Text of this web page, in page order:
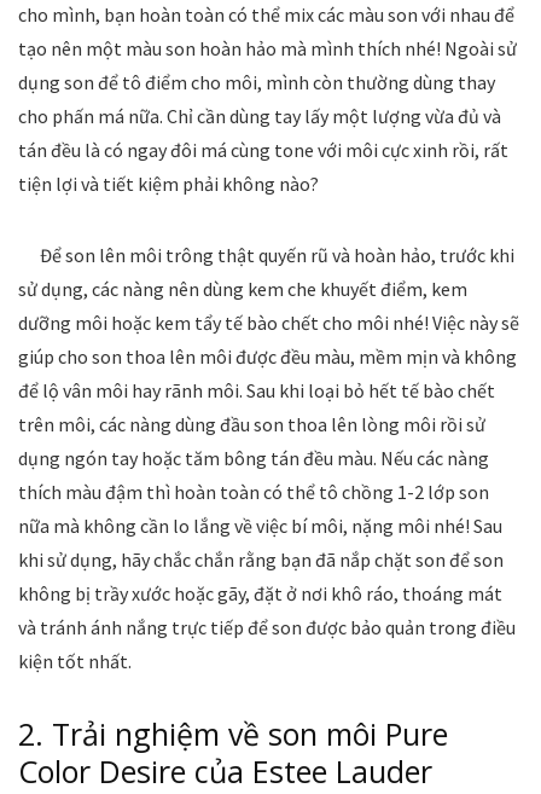
cho mình, bạn hoàn toàn có thể mix các màu son với nhau để
tạo nên một màu son hoàn hảo mà mình thích nhé! Ngoài sử
dụng son để tô điểm cho môi, mình còn thường dùng thay
cho phấn má nữa. Chỉ cần dùng tay lấy một lượng vừa đủ và
tán đều là có ngay đôi má cùng tone với môi cực xinh rồi, rất
tiện lợi và tiết kiệm phải không nào?
Để son lên môi trông thật quyến rũ và hoàn hảo, trước khi
sử dụng, các nàng nên dùng kem che khuyết điểm, kem
dưỡng môi hoặc kem tẩy tế bào chết cho môi nhé! Việc này sẽ
giúp cho son thoa lên môi được đều màu, mềm mịn và không
để lộ vân môi hay rãnh môi. Sau khi loại bỏ hết tế bào chết
trên môi, các nàng dùng đầu son thoa lên lòng môi rồi sử
dụng ngón tay hoặc tăm bông tán đều màu. Nếu các nàng
thích màu đậm thì hoàn toàn có thể tô chồng 1-2 lớp son
nữa mà không cần lo lắng về việc bí môi, nặng môi nhé! Sau
khi sử dụng, hãy chắc chắn rằng bạn đã nắp chặt son để son
không bị trầy xước hoặc gãy, đặt ở nơi khô ráo, thoáng mát
và tránh ánh nắng trực tiếp để son được bảo quản trong điều
kiện tốt nhất.
2. Trải nghiệm về son môi Pure
Color Desire của Estee Lauder